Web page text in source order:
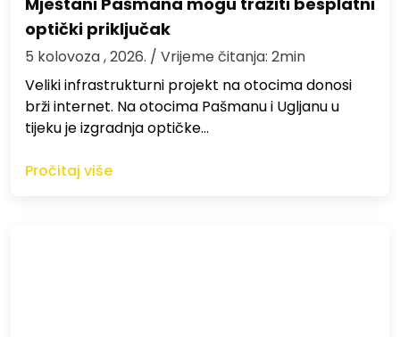
optički priključak
5 kolovoza , 2026. / Vrijeme čitanja: 2min
Veliki infrastrukturni projekt na otocima donosi
brži internet. Na otocima Pašmanu i Ugljanu u
tijeku je izgradnja optičke…
Pročitaj više